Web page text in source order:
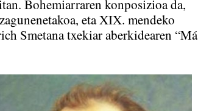
Bohemiarraren konposizioa da,
eta XIX. mendeko
Smetana txekiar aberkidearen “Má